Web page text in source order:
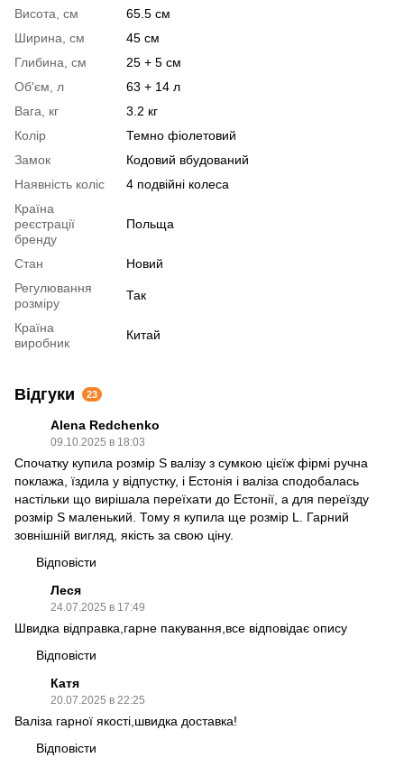
Висота, см
65.5 см
Ширина, см
45 см
Глибина, см
25 + 5 см
Об'єм, л
63 + 14 л
Вага, кг
3.2 кг
Колір
Темно фіолетовий
Замок
Кодовий вбудований
Наявність коліс
4 подвійні колеса
Країна
реєстрації
бренду
Польща
Стан
Новий
Регулювання
розміру
Так
Країна
виробник
Китай
Відгуки 23
Alena Redchenko
09.10.2025 в 18:03
Спочатку купила розмір S валізу з сумкою цієїж фірмі ручна
поклажа, їздила у відпустку, і Естонія і валіза сподобалась
настільки що вирішала переїхати до Естонії, а для переїзду
розмір S маленький. Тому я купила ще розмір L. Гарний
зовнішній вигляд, якість за свою ціну.
Відповісти
Леся
24.07.2025 в 17:49
Швидка відправка,гарне пакування,все відповідає опису
Відповісти
Катя
20.07.2025 в 22:25
Валіза гарної якості,швидка доставка!
Відповісти